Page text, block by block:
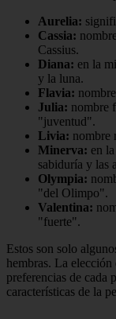
Aurelia:
Cassia:
Cassius.
Diana: en la
y la luna.
Flavia:
Julia: nombre
"juventud".
Livia: nombre
Minerva: en
sabiduría y las
Olympia:
"del Olimpo".
Valentina:
"fuerte".
Estos son solo
hembras. La
preferencias de cada
características de la